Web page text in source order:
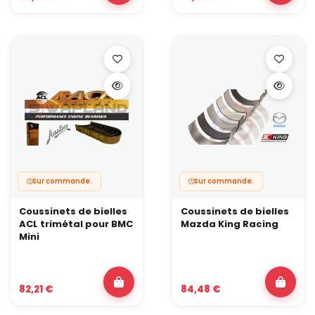
maintenir une lubrification stable et fiabiliser un montage qui va
assurent la stabilité de l’axe de rotation et la tenue globale du
bas moteur. C’est particulièrement sensible quand la puissance
grimpe, la température d’huile augmente ou que l’usage en
charge est long (piste, endurance, sessions répétées).
Pourquoi les coussinets ne sont pas un luxe en
prépa
Sur une voiture de série conduite calmement, les coussinets
dimension :
plus de régime à tenir,
plus de température à gérer,
plus de temps passé en contrainte réelle.
chevaux”. Ils servent à conserver la fiabilité quand les chevaux,
eux, ont déjà augmenté.
Trimetal : la configuration la plus logique en
Sur commande.
Coussinets de bielles
ACL trimétal pour BMC
Mini
82,21 €
Sur commande.
Coussinets de bielles
Mazda King Racing
84,48 €